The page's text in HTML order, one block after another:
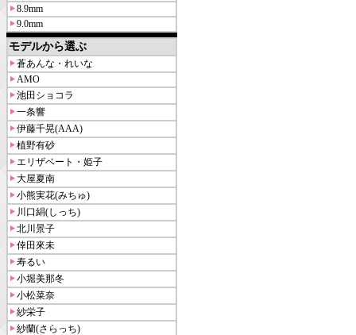
8.9mm
9.0mm
モデルから選ぶ
蒼あんな・れいな
AMO
池田ショコラ
一条響
伊藤千晃(AAA)
植野有砂
エリザベート・姫子
大屋夏南
小熊実花(みちゅ)
川口絹(しっち)
北川景子
倖田來未
寿るい
小堀美那冬
小松菜奈
紗栄子
紗蘭(さらっち)